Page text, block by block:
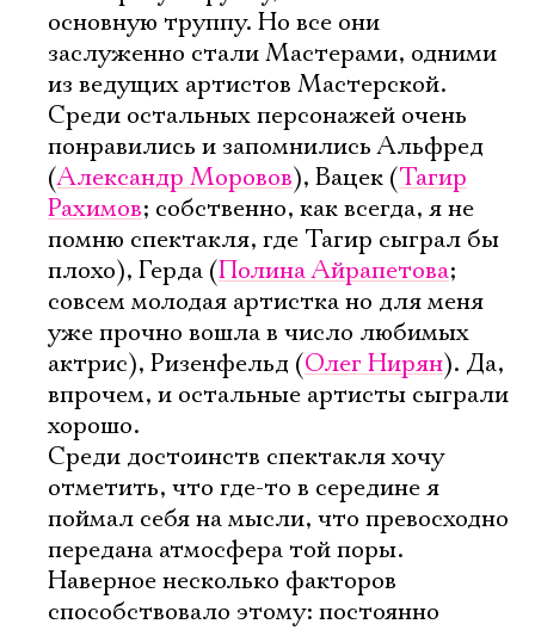
основную труппу. Но все они
заслуженно стали Мастерами, одними
из ведущих артистов Мастерской.
Среди остальных персонажей очень
понравились и запомнились Альфред
(Александр Моровов), Вацек (Тагир
Рахимов; собственно, как всегда, я не
помню спектакля, где Тагир сыграл бы
плохо), Герда (Полина Айрапетова;
совсем молодая артистка но для меня
уже прочно вошла в число любимых
актрис), Ризенфельд (Олег Нирян). Да,
впрочем, и остальные артисты сыграли
хорошо.
Среди достоинств спектакля хочу
отметить, что где-то в середине я
поймал себя на мысли, что превосходно
передана атмосфера той поры.
Наверное несколько факторов
способствовало этому: постоянно